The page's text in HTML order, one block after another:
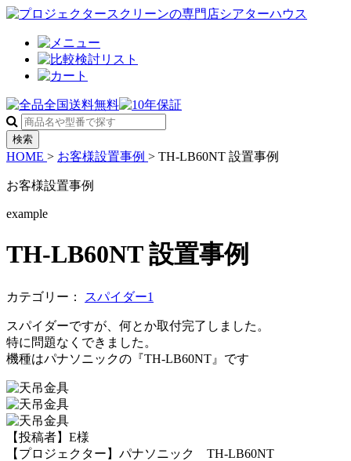
検索
HOME > お客様設置事例 > TH-LB60NT 設置事例
お客様設置事例
example
TH-LB60NT 設置事例
カテゴリー： スパイダー1
スパイダーですが、何とか取付完了しました。
特に問題なくできました。
機種はパナソニックの『TH-LB60NT』です
【投稿者】E様
【プロジェクター】パナソニック TH-LB60NT